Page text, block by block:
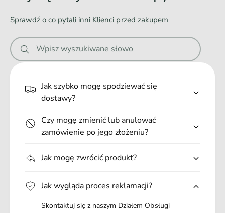
ć
i
e
Sprawdź o co pytali inni Klienci przed zakupem
Wpisz wyszukiwane słowo
Jak szybko mogę spodziewać się
dostawy?
Czy mogę zmienić lub anulować
zamówienie po jego złożeniu?
Jak mogę zwrócić produkt?
Jak wygląda proces reklamacji?
Skontaktuj się z naszym Działem Obsługi